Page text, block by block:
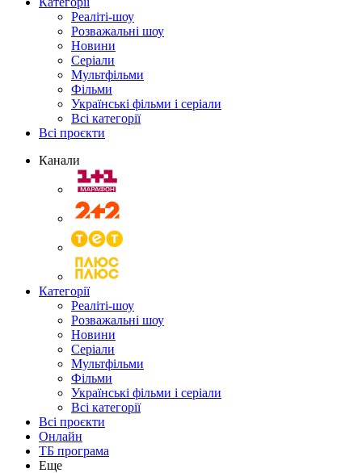
Реаліті-шоу
Розважальні шоу
Новини
Серіали
Мультфільми
Фільми
Українські фільми і серіали
Всі категорії
Всі проєкти
Канали
Категорії
Реаліті-шоу
Розважальні шоу
Новини
Серіали
Мультфільми
Фільми
Українські фільми і серіали
Всі категорії
Всі проєкти
Онлайн
ТБ програма
Еще